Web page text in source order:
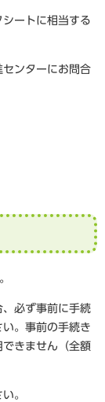
ートに相当する
ンターにお問合
必ず事前に手続
。事前の手続き
きません（全額
。